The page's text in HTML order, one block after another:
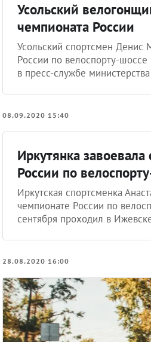
Усольский
чемпионата России
Усольский спортсмен Денис
России по велоспорту-
в пресс-службе
08.09.2020 15:40
Иркутянка
России по
Иркутская спортсменка
чемпионате России по
сентября проходил в
28.08.2020 16:00